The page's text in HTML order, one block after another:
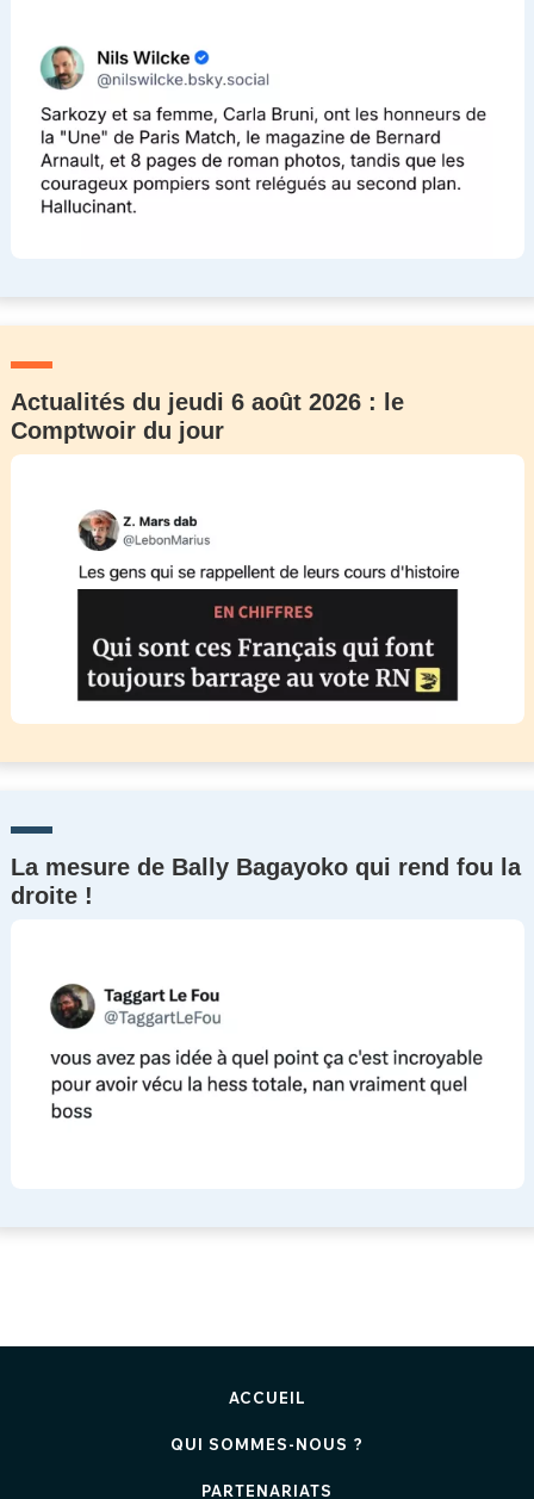
Actualités du jeudi 6 août 2026 : le
Comptwoir du jour
La mesure de Bally Bagayoko qui rend fou la
droite !
ACCUEIL
QUI SOMMES-NOUS ?
PARTENARIATS